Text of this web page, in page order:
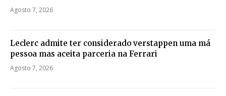
Agosto 7, 2026
Leclerc admite ter considerado verstappen uma má
pessoa mas aceita parceria na Ferrari
Agosto 7, 2026